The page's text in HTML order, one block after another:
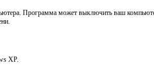
Программа может выключить ваш
XP.